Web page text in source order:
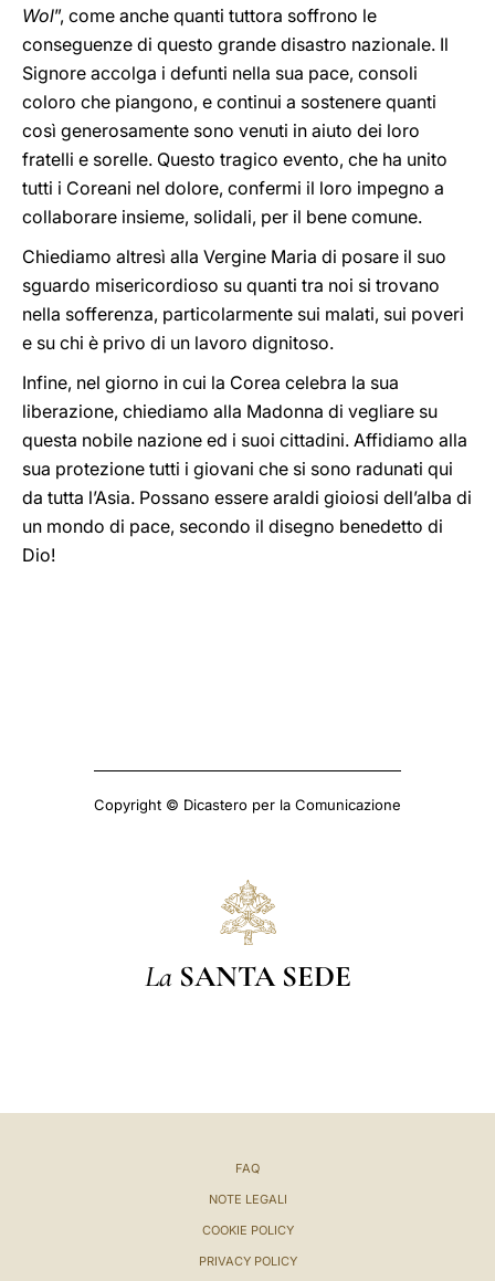
Wol”, come anche quanti tuttora soffrono le
conseguenze di questo grande disastro nazionale. Il
Signore accolga i defunti nella sua pace, consoli
coloro che piangono, e continui a sostenere quanti
così generosamente sono venuti in aiuto dei loro
fratelli e sorelle. Questo tragico evento, che ha unito
tutti i Coreani nel dolore, confermi il loro impegno a
collaborare insieme, solidali, per il bene comune.
Chiediamo altresì alla Vergine Maria di posare il suo
sguardo misericordioso su quanti tra noi si trovano
nella sofferenza, particolarmente sui malati, sui poveri
e su chi è privo di un lavoro dignitoso.
Infine, nel giorno in cui la Corea celebra la sua
liberazione, chiediamo alla Madonna di vegliare su
questa nobile nazione ed i suoi cittadini. Affidiamo alla
sua protezione tutti i giovani che si sono radunati qui
da tutta l’Asia. Possano essere araldi gioiosi dell’alba di
un mondo di pace, secondo il disegno benedetto di
Dio!
Copyright © Dicastero per la Comunicazione
La SANTA SEDE
FAQ
NOTE LEGALI
COOKIE POLICY
PRIVACY POLICY